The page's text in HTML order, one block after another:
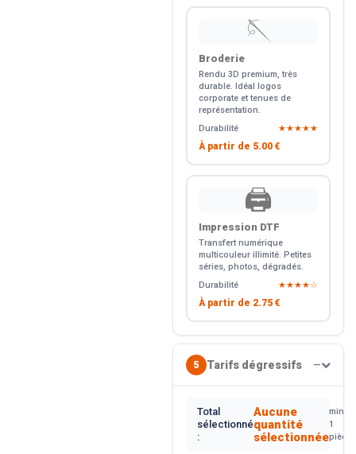
🪡
Broderie
Rendu 3D premium, très
durable. Idéal logos
corporate et tenues de
représentation.
Durabilité
★★★★★
À partir de 5.00 €
🖨️
Impression DTF
Transfert numérique
multicouleur illimité. Petites
séries, photos, dégradés.
Durabilité
★★★★☆
À partir de 2.75 €
5 Tarifs dégressifs —
Total
sélectionné
:
Aucune
quantité
sélectionnée
min.
1
pièce